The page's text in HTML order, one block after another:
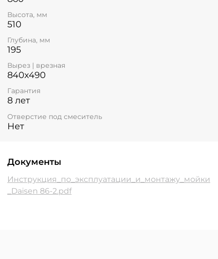
Высота, мм
510
Глубина, мм
195
Вырез | врезная
840x490
Гарантия
8 лет
Отверстие под смеситель
Нет
Документы
Инструкция_по_эксплуатации_и_монтажу_мойки
_Daisen 86-2.pdf